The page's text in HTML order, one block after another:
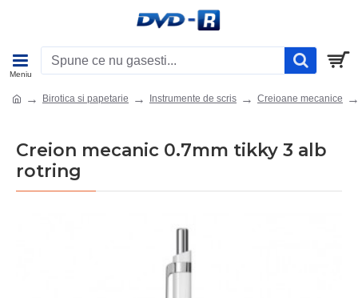
Birotica si papetarie Instrumente de scris Creioane mecanice
Creion mecanic 0.7mm tikky 3 alb
rotring